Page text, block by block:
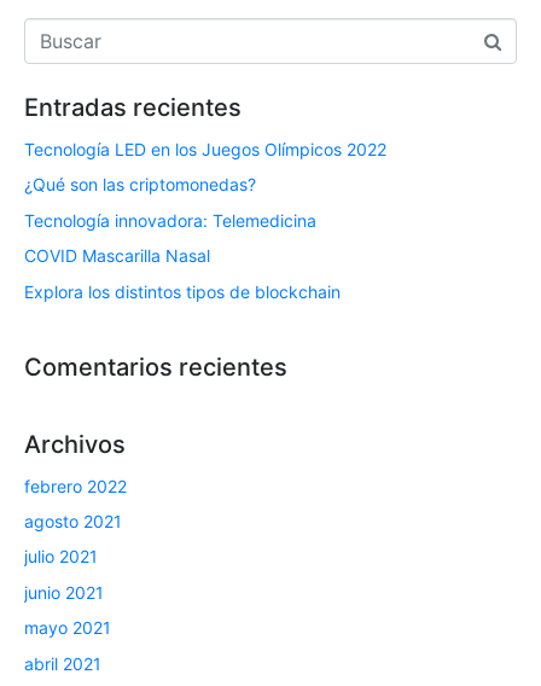
Entradas recientes
Tecnología LED en los Juegos Olímpicos 2022
¿Qué son las criptomonedas?
Tecnología innovadora: Telemedicina
COVID Mascarilla Nasal
Explora los distintos tipos de blockchain
Comentarios recientes
Archivos
febrero 2022
agosto 2021
julio 2021
junio 2021
mayo 2021
abril 2021